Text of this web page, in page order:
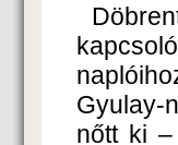
Gyulay-
nőtt ki